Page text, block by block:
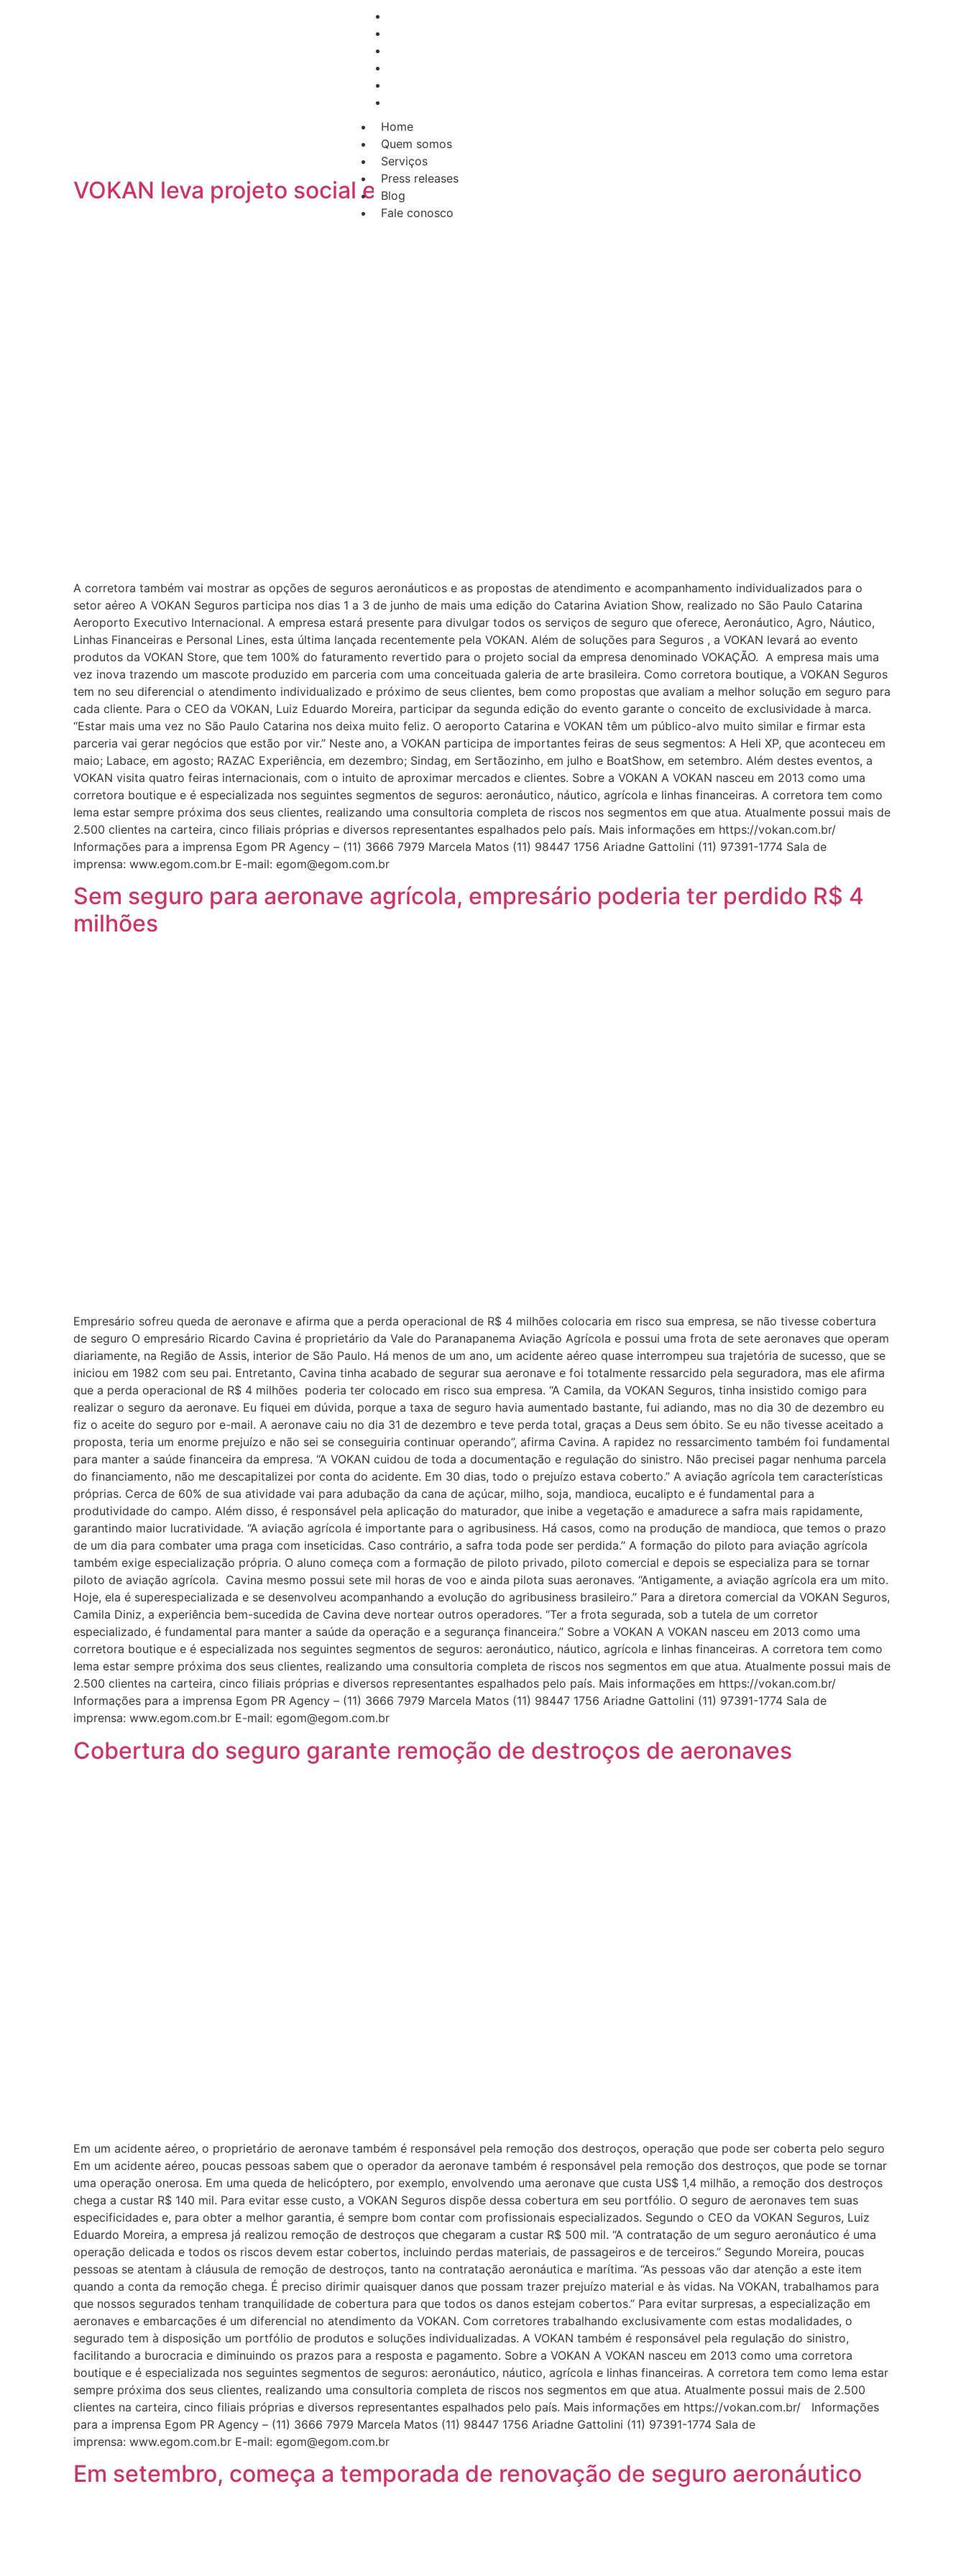
Home
Quem somos
Serviços
Press releases
Blog
Fale conosco
VOKAN leva projeto social e mascote ao Catarina Aviation Show
A corretora também vai mostrar as opções de seguros aeronáuticos e as propostas de atendimento e acompanhamento individualizados para o
setor aéreo A VOKAN Seguros participa nos dias 1 a 3 de junho de mais uma edição do Catarina Aviation Show, realizado no São Paulo Catarina
Aeroporto Executivo Internacional. A empresa estará presente para divulgar todos os serviços de seguro que oferece, Aeronáutico, Agro, Náutico,
Linhas Financeiras e Personal Lines, esta última lançada recentemente pela VOKAN. Além de soluções para Seguros , a VOKAN levará ao evento
produtos da VOKAN Store, que tem 100% do faturamento revertido para o projeto social da empresa denominado VOKAÇÃO. A empresa mais uma
vez inova trazendo um mascote produzido em parceria com uma conceituada galeria de arte brasileira. Como corretora boutique, a VOKAN Seguros
tem no seu diferencial o atendimento individualizado e próximo de seus clientes, bem como propostas que avaliam a melhor solução em seguro para
cada cliente. Para o CEO da VOKAN, Luiz Eduardo Moreira, participar da segunda edição do evento garante o conceito de exclusividade à marca.
“Estar mais uma vez no São Paulo Catarina nos deixa muito feliz. O aeroporto Catarina e VOKAN têm um público-alvo muito similar e firmar esta
parceria vai gerar negócios que estão por vir.” Neste ano, a VOKAN participa de importantes feiras de seus segmentos: A Heli XP, que aconteceu em
maio; Labace, em agosto; RAZAC Experiência, em dezembro; Sindag, em Sertãozinho, em julho e BoatShow, em setembro. Além destes eventos, a
VOKAN visita quatro feiras internacionais, com o intuito de aproximar mercados e clientes. Sobre a VOKAN A VOKAN nasceu em 2013 como uma
corretora boutique e é especializada nos seguintes segmentos de seguros: aeronáutico, náutico, agrícola e linhas financeiras. A corretora tem como
lema estar sempre próxima dos seus clientes, realizando uma consultoria completa de riscos nos segmentos em que atua. Atualmente possui mais de
2.500 clientes na carteira, cinco filiais próprias e diversos representantes espalhados pelo país. Mais informações em https://vokan.com.br/
Informações para a imprensa Egom PR Agency – (11) 3666 7979 Marcela Matos (11) 98447 1756 Ariadne Gattolini (11) 97391-1774 Sala de
imprensa: www.egom.com.br E-mail: egom@egom.com.br
Sem seguro para aeronave agrícola, empresário poderia ter perdido R$ 4
milhões
Empresário sofreu queda de aeronave e afirma que a perda operacional de R$ 4 milhões colocaria em risco sua empresa, se não tivesse cobertura
de seguro O empresário Ricardo Cavina é proprietário da Vale do Paranapanema Aviação Agrícola e possui uma frota de sete aeronaves que operam
diariamente, na Região de Assis, interior de São Paulo. Há menos de um ano, um acidente aéreo quase interrompeu sua trajetória de sucesso, que se
iniciou em 1982 com seu pai. Entretanto, Cavina tinha acabado de segurar sua aeronave e foi totalmente ressarcido pela seguradora, mas ele afirma
que a perda operacional de R$ 4 milhões poderia ter colocado em risco sua empresa. “A Camila, da VOKAN Seguros, tinha insistido comigo para
realizar o seguro da aeronave. Eu fiquei em dúvida, porque a taxa de seguro havia aumentado bastante, fui adiando, mas no dia 30 de dezembro eu
fiz o aceite do seguro por e-mail. A aeronave caiu no dia 31 de dezembro e teve perda total, graças a Deus sem óbito. Se eu não tivesse aceitado a
proposta, teria um enorme prejuízo e não sei se conseguiria continuar operando”, afirma Cavina. A rapidez no ressarcimento também foi fundamental
para manter a saúde financeira da empresa. “A VOKAN cuidou de toda a documentação e regulação do sinistro. Não precisei pagar nenhuma parcela
do financiamento, não me descapitalizei por conta do acidente. Em 30 dias, todo o prejuízo estava coberto.” A aviação agrícola tem características
próprias. Cerca de 60% de sua atividade vai para adubação da cana de açúcar, milho, soja, mandioca, eucalipto e é fundamental para a
produtividade do campo. Além disso, é responsável pela aplicação do maturador, que inibe a vegetação e amadurece a safra mais rapidamente,
garantindo maior lucratividade. “A aviação agrícola é importante para o agribusiness. Há casos, como na produção de mandioca, que temos o prazo
de um dia para combater uma praga com inseticidas. Caso contrário, a safra toda pode ser perdida.” A formação do piloto para aviação agrícola
também exige especialização própria. O aluno começa com a formação de piloto privado, piloto comercial e depois se especializa para se tornar
piloto de aviação agrícola. Cavina mesmo possui sete mil horas de voo e ainda pilota suas aeronaves. “Antigamente, a aviação agrícola era um mito.
Hoje, ela é superespecializada e se desenvolveu acompanhando a evolução do agribusiness brasileiro.” Para a diretora comercial da VOKAN Seguros,
Camila Diniz, a experiência bem-sucedida de Cavina deve nortear outros operadores. “Ter a frota segurada, sob a tutela de um corretor
especializado, é fundamental para manter a saúde da operação e a segurança financeira.” Sobre a VOKAN A VOKAN nasceu em 2013 como uma
corretora boutique e é especializada nos seguintes segmentos de seguros: aeronáutico, náutico, agrícola e linhas financeiras. A corretora tem como
lema estar sempre próxima dos seus clientes, realizando uma consultoria completa de riscos nos segmentos em que atua. Atualmente possui mais de
2.500 clientes na carteira, cinco filiais próprias e diversos representantes espalhados pelo país. Mais informações em https://vokan.com.br/
Informações para a imprensa Egom PR Agency – (11) 3666 7979 Marcela Matos (11) 98447 1756 Ariadne Gattolini (11) 97391-1774 Sala de
imprensa: www.egom.com.br E-mail: egom@egom.com.br
Cobertura do seguro garante remoção de destroços de aeronaves
Em um acidente aéreo, o proprietário de aeronave também é responsável pela remoção dos destroços, operação que pode ser coberta pelo seguro
Em um acidente aéreo, poucas pessoas sabem que o operador da aeronave também é responsável pela remoção dos destroços, que pode se tornar
uma operação onerosa. Em uma queda de helicóptero, por exemplo, envolvendo uma aeronave que custa US$ 1,4 milhão, a remoção dos destroços
chega a custar R$ 140 mil. Para evitar esse custo, a VOKAN Seguros dispõe dessa cobertura em seu portfólio. O seguro de aeronaves tem suas
especificidades e, para obter a melhor garantia, é sempre bom contar com profissionais especializados. Segundo o CEO da VOKAN Seguros, Luiz
Eduardo Moreira, a empresa já realizou remoção de destroços que chegaram a custar R$ 500 mil. “A contratação de um seguro aeronáutico é uma
operação delicada e todos os riscos devem estar cobertos, incluindo perdas materiais, de passageiros e de terceiros.” Segundo Moreira, poucas
pessoas se atentam à cláusula de remoção de destroços, tanto na contratação aeronáutica e marítima. “As pessoas vão dar atenção a este item
quando a conta da remoção chega. É preciso dirimir quaisquer danos que possam trazer prejuízo material e às vidas. Na VOKAN, trabalhamos para
que nossos segurados tenham tranquilidade de cobertura para que todos os danos estejam cobertos.” Para evitar surpresas, a especialização em
aeronaves e embarcações é um diferencial no atendimento da VOKAN. Com corretores trabalhando exclusivamente com estas modalidades, o
segurado tem à disposição um portfólio de produtos e soluções individualizadas. A VOKAN também é responsável pela regulação do sinistro,
facilitando a burocracia e diminuindo os prazos para a resposta e pagamento. Sobre a VOKAN A VOKAN nasceu em 2013 como uma corretora
boutique e é especializada nos seguintes segmentos de seguros: aeronáutico, náutico, agrícola e linhas financeiras. A corretora tem como lema estar
sempre próxima dos seus clientes, realizando uma consultoria completa de riscos nos segmentos em que atua. Atualmente possui mais de 2.500
clientes na carteira, cinco filiais próprias e diversos representantes espalhados pelo país. Mais informações em https://vokan.com.br/ Informações
para a imprensa Egom PR Agency – (11) 3666 7979 Marcela Matos (11) 98447 1756 Ariadne Gattolini (11) 97391-1774 Sala de
imprensa: www.egom.com.br E-mail: egom@egom.com.br
Em setembro, começa a temporada de renovação de seguro aeronáutico